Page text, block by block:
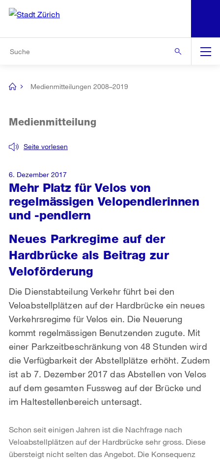
Navigation
[no
Medienmitteilungen 2008–2019
Mehr Platz für Velos von
regelmässigen Velopendlerinnen
und -pendlern
Seite vorlesen
Medienmitteilung
Neues Parkregime auf der
Hardbrücke als Beitrag zur
Veloförderung
Die Dienstabteilung Verkehr führt bei den
Veloabstellplätzen auf der Hardbrücke ein neues
Verkehrsregime für Velos ein. Die Neuerung
kommt regelmässigen Benutzenden zugute. Mit
einer Parkzeitbeschränkung von 48 Stunden wird
die Verfügbarkeit der Abstellplätze erhöht. Zudem
ist ab 7. Dezember 2017 das Abstellen von Velos
auf dem gesamten Fussweg auf der Brücke und
im Haltestellenbereich untersagt.
6. Dezember 2017
Schon seit einigen Jahren ist die Nachfrage nach
Veloabstellplätzen auf der Hardbrücke sehr gross. Diese
übersteigt nicht selten das Angebot. Die Konsequenz